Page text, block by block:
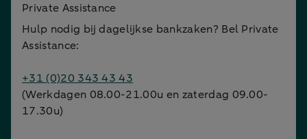
Private Assistance
Hulp nodig bij dagelijkse bankzaken? Bel Private
Assistance:
+31 (0)20 343 43 43
(Werkdagen 08.00-21.00u en zaterdag 09.00-
17.30u)